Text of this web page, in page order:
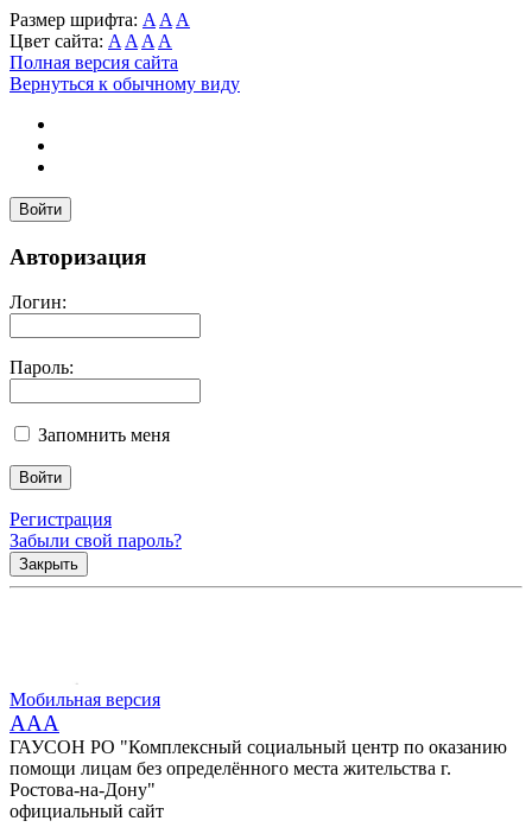
Размер шрифта: A A A
Цвет сайта: A A A A
Полная версия сайта
Вернуться к обычному виду
Войти
Авторизация
Логин:
Пароль:
Запомнить меня
Регистрация
Забыли свой пароль?
Закрыть
Мобильная версия
AAA
ГАУСОН РО "Комплексный социальный центр по оказанию
помощи лицам без определённого места жительства г.
Ростова-на-Дону"
официальный сайт